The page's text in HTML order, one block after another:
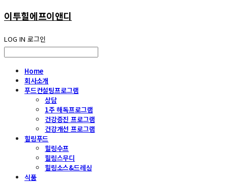
이투힐에프이앤디
LOG IN 로그인
Home
회사소개
푸드컨설팅프로그램
상담
1주 해독프로그램
건강증진 프로그램
건강개선 프로그램
힐링푸드
힐링수프
힐링스무디
힐링소스&드레싱
식품